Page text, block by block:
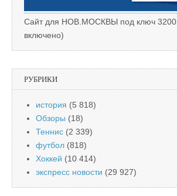
Сайт для НОВ.МОСКВЫ под ключ 3200
включено)
РУБРИКИ
история (5 818)
Обзоры (18)
Теннис (2 339)
футбол (818)
Хоккей (10 414)
экспресс новости (29 927)